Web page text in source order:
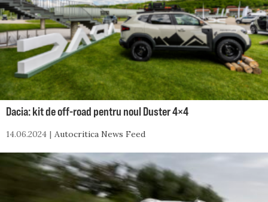
Dacia: kit de off-road pentru noul Duster 4×4
14.06.2024 Autocritica News Feed